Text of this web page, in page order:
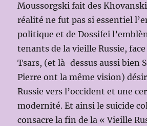
Moussorgski fait des
réalité ne fut pas si essentiel
politique et de Dossifei
tenants de la vieille Russie,
Tsars, (et là-dessus aussi bien
Pierre ont la même vision)
Russie vers l’occident et une
modernité. Et ainsi le suicide
consacre la fin de la « Vieille